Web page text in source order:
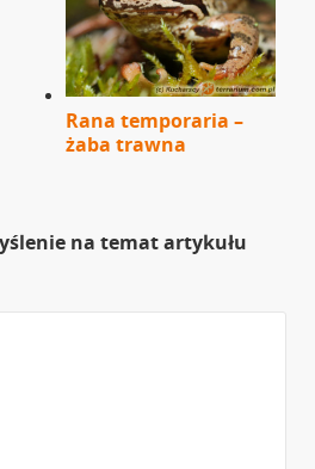
Rana temporaria –
żaba trawna
na temat artykułu